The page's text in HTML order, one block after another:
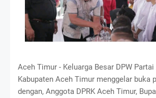
Aceh Timur - Keluarga Besar DPW Partai
Kabupaten Aceh Timur menggelar buka
dengan, Anggota DPRK Aceh Timur,